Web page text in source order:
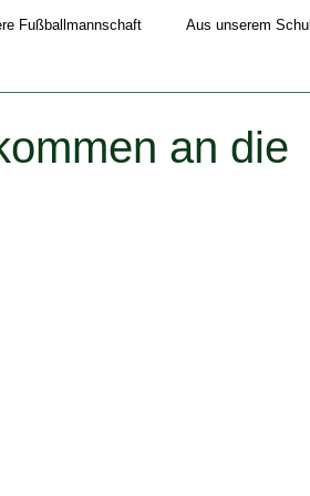
Fußballmannschaft Aus unserem
an die